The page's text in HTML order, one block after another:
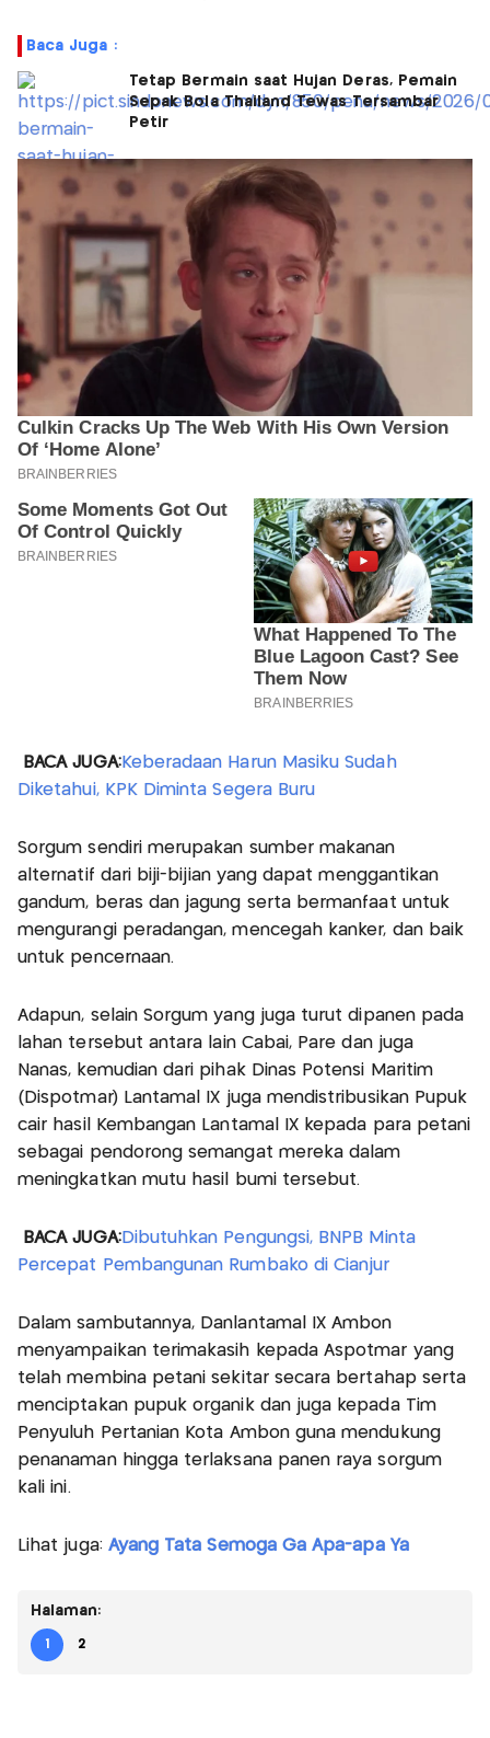
Baca Juga :
Tetap Bermain saat Hujan Deras, Pemain
Sepak Bola Thailand Tewas Tersambar
Petir
BACA JUGA:Keberadaan Harun Masiku Sudah
Diketahui, KPK Diminta Segera Buru
Sorgum sendiri merupakan sumber makanan
alternatif dari biji-bijian yang dapat menggantikan
gandum, beras dan jagung serta bermanfaat untuk
mengurangi peradangan, mencegah kanker, dan baik
untuk pencernaan.
Adapun, selain Sorgum yang juga turut dipanen pada
lahan tersebut antara lain Cabai, Pare dan juga
Nanas, kemudian dari pihak Dinas Potensi Maritim
(Dispotmar) Lantamal IX juga mendistribusikan Pupuk
cair hasil Kembangan Lantamal IX kepada para petani
sebagai pendorong semangat mereka dalam
meningkatkan mutu hasil bumi tersebut.
BACA JUGA:Dibutuhkan Pengungsi, BNPB Minta
Percepat Pembangunan Rumbako di Cianjur
Dalam sambutannya, Danlantamal IX Ambon
menyampaikan terimakasih kepada Aspotmar yang
telah membina petani sekitar secara bertahap serta
menciptakan pupuk organik dan juga kepada Tim
Penyuluh Pertanian Kota Ambon guna mendukung
penanaman hingga terlaksana panen raya sorgum
kali ini.
Lihat juga: Ayang Tata Semoga Ga Apa-apa Ya
Halaman:
1 2